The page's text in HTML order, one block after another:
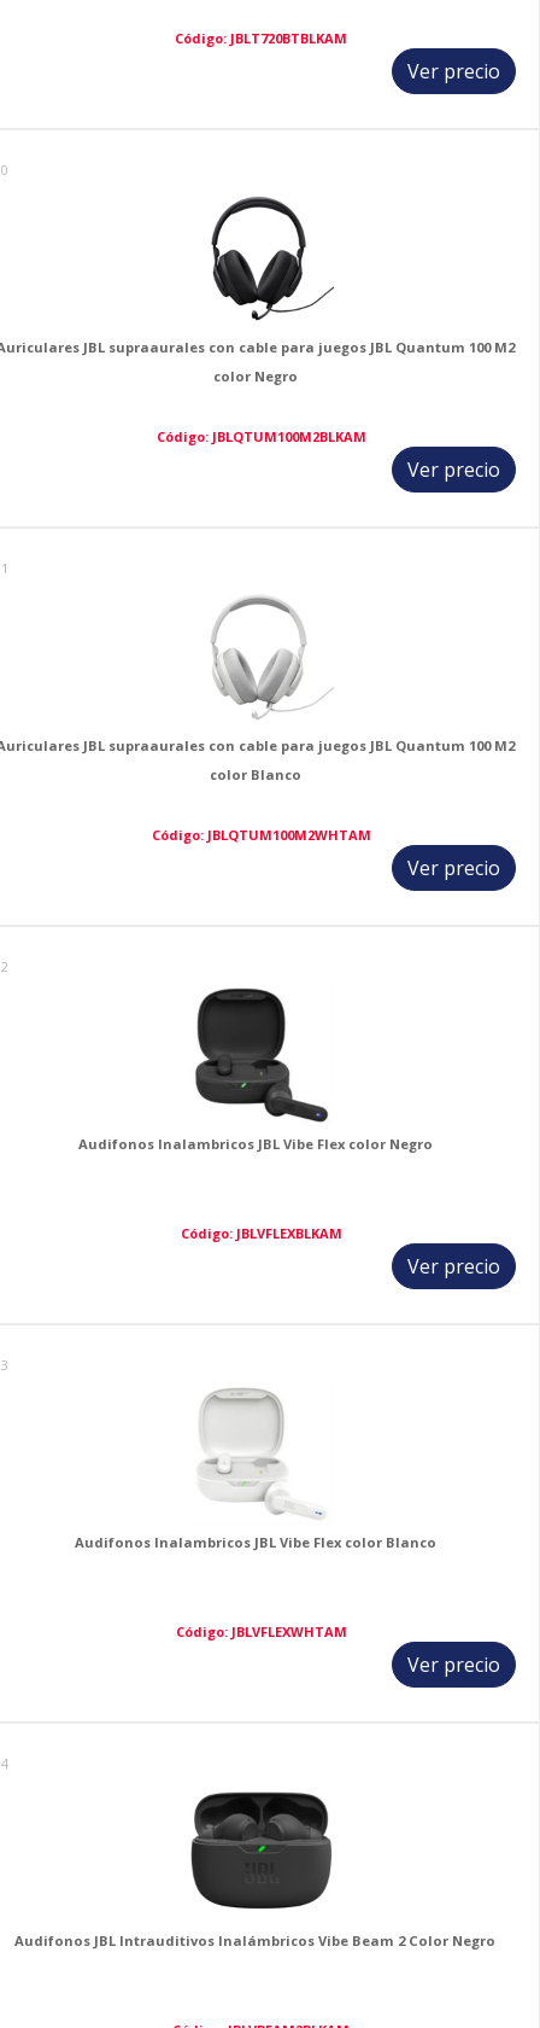
Código: JBLT720BTBLKAM
Ver precio
JBL supraaurales con cable para juegos JBL Quantum 100 M2
color Negro
Código: JBLQTUM100M2BLKAM
Ver precio
JBL supraaurales con cable para juegos JBL Quantum 100 M2
color Blanco
Código: JBLQTUM100M2WHTAM
Ver precio
Audifonos Inalambricos JBL Vibe Flex color Negro
Código: JBLVFLEXBLKAM
Ver precio
Audifonos Inalambricos JBL Vibe Flex color Blanco
Código: JBLVFLEXWHTAM
Ver precio
Audifonos JBL Intrauditivos Inalámbricos Vibe Beam 2 Color Negro